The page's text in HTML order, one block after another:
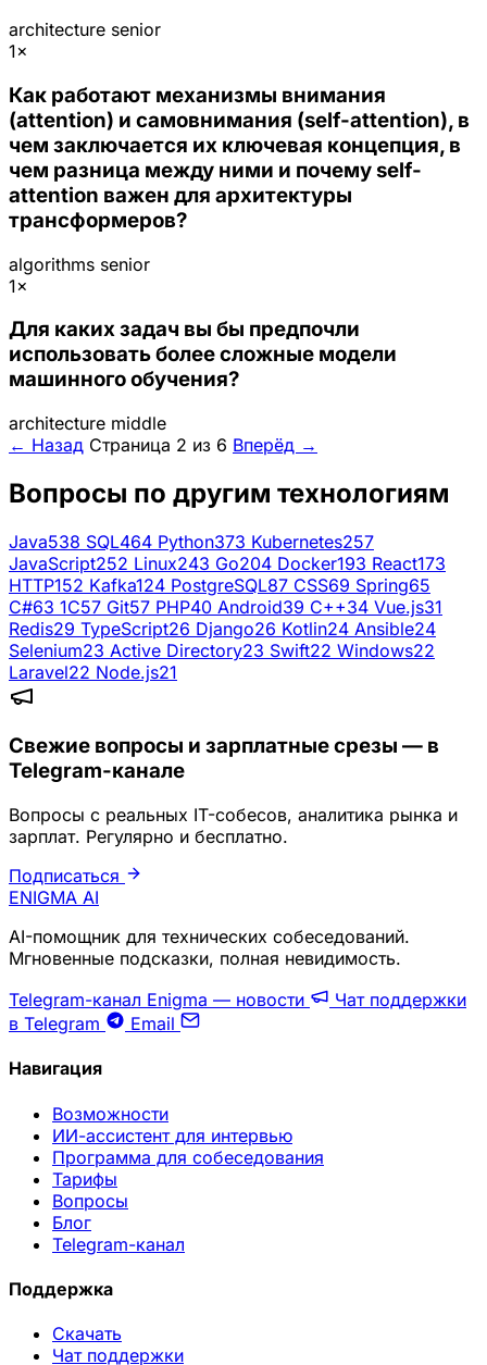
architecture senior
1×
Как работают механизмы внимания
(attention) и самовнимания (self-attention), в
чем заключается их ключевая концепция, в
чем разница между ними и почему self-
attention важен для архитектуры
трансформеров?
algorithms senior
1×
Для каких задач вы бы предпочли
использовать более сложные модели
машинного обучения?
architecture middle
← Назад Страница 2 из 6 Вперёд →
Вопросы по другим технологиям
Java538 SQL464 Python373 Kubernetes257
JavaScript252 Linux243 Go204 Docker193 React173
HTTP152 Kafka124 PostgreSQL87 CSS69 Spring65
C#63 1C57 Git57 PHP40 Android39 C++34 Vue.js31
Redis29 TypeScript26 Django26 Kotlin24 Ansible24
Selenium23 Active Directory23 Swift22 Windows22
Laravel22 Node.js21
Свежие вопросы и зарплатные срезы — в
Telegram-канале
Вопросы с реальных IT-собесов, аналитика рынка и
зарплат. Регулярно и бесплатно.
Подписаться
ENIGMA AI
AI-помощник для технических собеседований.
Мгновенные подсказки, полная невидимость.
Telegram-канал Enigma — новости
Чат поддержки
в Telegram
Email
Навигация
Возможности
ИИ-ассистент для интервью
Программа для собеседования
Тарифы
Вопросы
Блог
Telegram-канал
Поддержка
Скачать
Чат поддержки